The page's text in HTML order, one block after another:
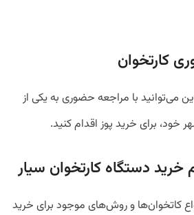
کارتخوان
می‌توانید با مراجعه حضوری به یکی از
خود، برای خرید پوز اقدام کنید.
کاتخوان‌ها و روش‌های موجود برای خرید